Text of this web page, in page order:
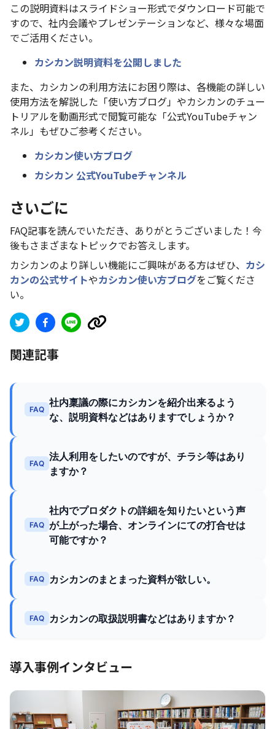
この説明資料はスライドショー形式でダウンロード可能で
すので、社内会議やプレゼンテーションなど、様々な場面
でご活用ください。
カシカン説明資料を公開しました
また、カシカンの利用方法にお困り際は、各機能の詳しい
使用方法を解説した「使い方ブログ」やカシカンのチュー
トリアルを動画形式で閲覧可能な「公式YouTubeチャン
ネル」もぜひご参考ください。
カシカン使い方ブログ
カシカン 公式YouTubeチャンネル
さいごに
FAQ記事を読んでいただき、ありがとうございました！今
後もさまざまなトピックでお答えします。
カシカンのより詳しい機能にご興味がある方はぜひ、 カシ
カンの公式サイトやカシカン使い方ブログをご覧くださ
い。
関連記事
FAQ
社内稟議の際にカシカンを紹介出来るよう
な、説明資料などはありますでしょうか？
FAQ
法人利用をしたいのですが、チラシ等はあり
ますか？
FAQ
社内でプロダクトの詳細を知りたいという声
が上がった場合、オンラインにての打合せは
可能ですか？
FAQ カシカンのまとまった資料が欲しい。
FAQ カシカンの取扱説明書などはありますか？
導入事例インタビュー